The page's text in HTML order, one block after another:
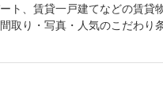
ト、賃貸一戸建てなどの賃
取り・写真・人気のこだわ